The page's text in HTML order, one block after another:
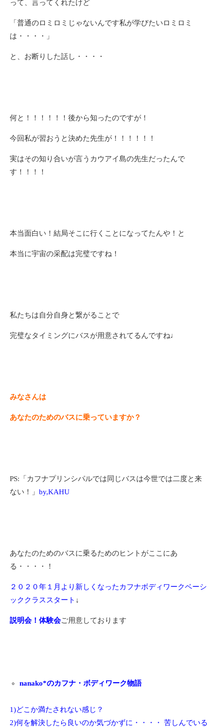
って、言ってくれたけど
「普通のロミロミじゃないんです私が学びたいロミロミ
は・・・・」
と、お断りした話し・・・・
何と！！！！！！後から知ったのですが！
今回私が習おうと決めた先生が！！！！！！
実はその知り合いが言うカウアイ島の先生だったんで
す！！！！
本当面白い！結局そこに行くことになってたんや！と
本当に宇宙の采配は完璧ですね！
私たちは自分自身と繋がることで
完璧なタイミングにバスが用意されてるんですね♩
みなさんは
あなたのためのバスに乗っていますか？
PS:「カフナプリンシパルでは同じバスは今世では二度と来
ない！」 by,KAHU
あなたのためのバスに乗るためのヒントがここにあ
る・・・・！
２０２０年１月より新しくなったカフナボディワークベーシ
ッククラススタート ↓
説明会！体験会ご用意しております
nanako*のカフナ・ボディワーク物語
1)どこか満たされない感じ？
2)何を解決したら良いのか気づかずに・・・・ 苦しんでいる